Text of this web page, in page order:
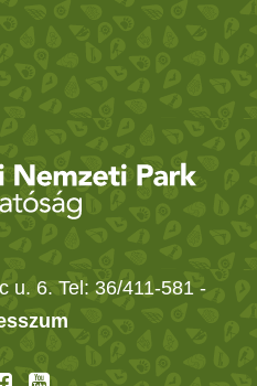
u. 6. Tel: 36/411-581 -